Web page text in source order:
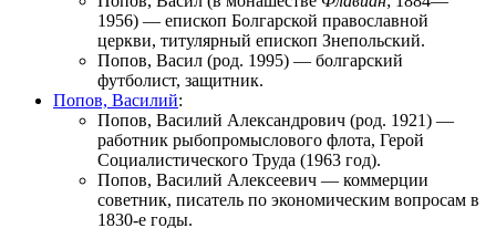
1956) — епископ Болгарской православной
церкви, титулярный епископ Знепольский.
Попов, Васил (род. 1995) — болгарский
футболист, защитник.
Попов, Василий:
Попов, Василий Александрович (род. 1921) —
работник рыбопромыслового флота, Герой
Социалистического Труда (1963 год).
Попов, Василий Алексеевич — коммерции
советник, писатель по экономическим вопросам в
1830-е годы.